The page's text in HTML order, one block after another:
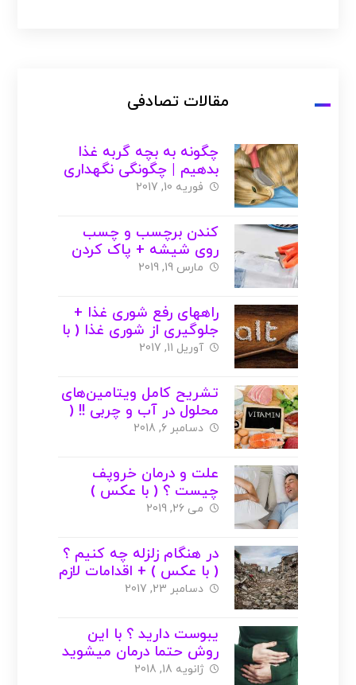
مقالات تصادفی
چگونه به بچه گربه غذا
بدهیم | چگونگی نگهداری
از بچه گربه
فوریه 10, 2017
کندن برچسب و چسب
روی شیشه + پاک کردن
مارس 19, 2019
راههای رفع شوری غذا +
جلوگیری از شوری غذا ( با
عکس )
آوریل 11, 2017
تشریح کامل ویتامین‌های
محلول در آب و چربی !! (
با عکس )
دسامبر 6, 2018
علت و درمان خروپف
چیست ؟ ( با عکس )
می 26, 2019
در هنگام زلزله چه کنیم ؟
( با عکس ) + اقدامات لازم
دسامبر 23, 2017
یبوست دارید ؟ با این
روش حتما درمان میشوید
!! ژانویه 18, 2018